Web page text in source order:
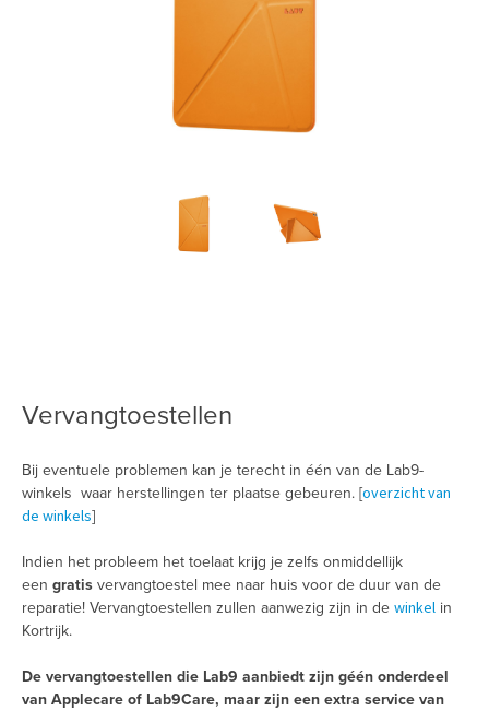
Vervangtoestellen
Bij eventuele problemen kan je terecht in één van de Lab9-
winkels waar herstellingen ter plaatse gebeuren. [overzicht van
de winkels]
Indien het probleem het toelaat krijg je zelfs onmiddellijk
een gratis vervangtoestel mee naar huis voor de duur van de
reparatie! Vervangtoestellen zullen aanwezig zijn in de winkel in
Kortrijk.
De vervangtoestellen die Lab9 aanbiedt zijn géén onderdeel
van Applecare of Lab9Care, maar zijn een extra service van